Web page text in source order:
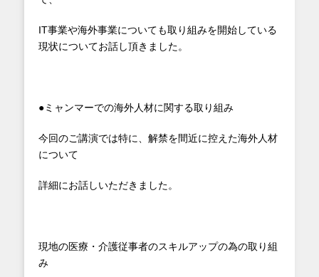
IT事業や海外事業についても取り組みを開始している
現状についてお話し頂きました。
●ミャンマーでの海外人材に関する取り組み
今回のご講演では特に、解禁を間近に控えた海外人材
について
詳細にお話しいただきました。
現地の医療・介護従事者のスキルアップの為の取り組
み